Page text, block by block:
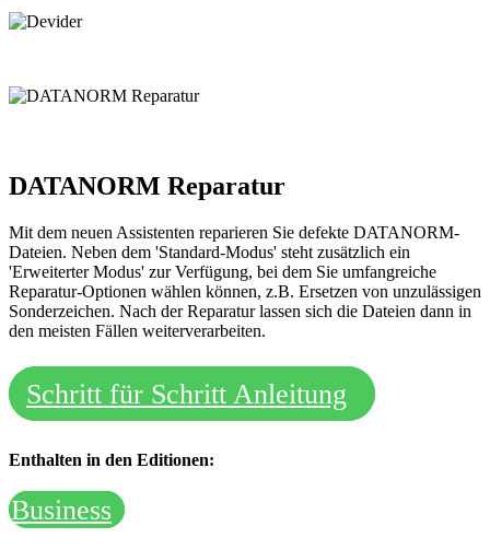
DATANORM Reparatur
Mit dem neuen Assistenten reparieren Sie defekte DATANORM-
Dateien. Neben dem 'Standard-Modus' steht zusätzlich ein
'Erweiterter Modus' zur Verfügung, bei dem Sie umfangreiche
Reparatur-Optionen wählen können, z.B. Ersetzen von unzulässigen
Sonderzeichen. Nach der Reparatur lassen sich die Dateien dann in
den meisten Fällen weiterverarbeiten.
Schritt für Schritt Anleitung
Enthalten in den Editionen:
Business